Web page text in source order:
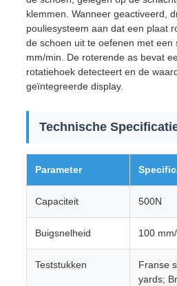
klemmen. Wanneer geactiveerd,
pouliesysteem aan dat een plaat
de schoen uit te oefenen met een
mm/min. De roterende as bevat
rotatiehoek detecteert en de
geïntegreerde display.
Technische
Parameter
Capaciteit 500N
Buigsnelheid 100
Teststukken
Franse
yards;